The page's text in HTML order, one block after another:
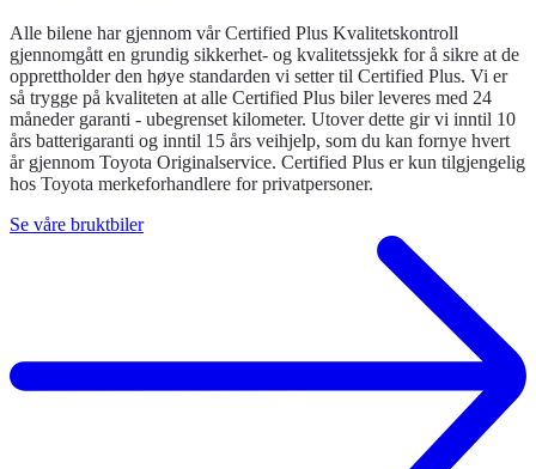
Alle bilene har gjennom vår Certified Plus Kvalitetskontroll
gjennomgått en grundig sikkerhet- og kvalitetssjekk for å sikre at de
opprettholder den høye standarden vi setter til Certified Plus. Vi er
så trygge på kvaliteten at alle Certified Plus biler leveres med 24
måneder garanti - ubegrenset kilometer. Utover dette gir vi inntil 10
års batterigaranti og inntil 15 års veihjelp, som du kan fornye hvert
år gjennom Toyota Originalservice. Certified Plus er kun tilgjengelig
hos Toyota merkeforhandlere for privatpersoner.
Se våre bruktbiler